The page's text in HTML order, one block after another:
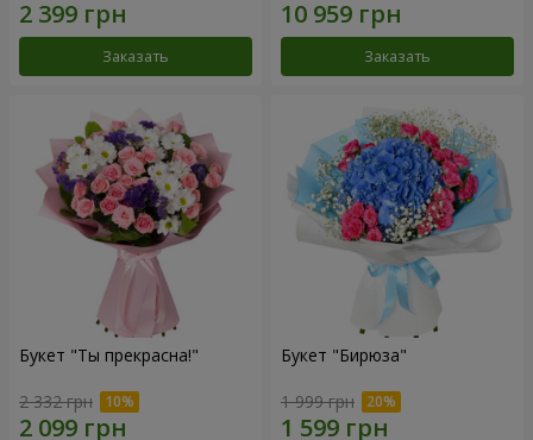
Заказать Заказать
Букет "Ты прекрасна!"
2 332 грн
Букет "Бирюза"
1 999 грн